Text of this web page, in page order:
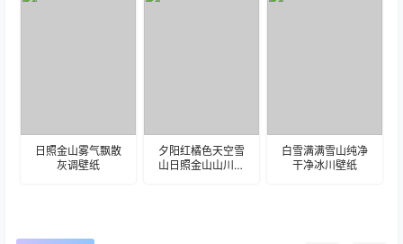
日照金山雾气飘散
灰调壁纸
夕阳红橘色天空雪
山日照金山山川壁
白雪满满雪山纯净
干净冰川壁纸